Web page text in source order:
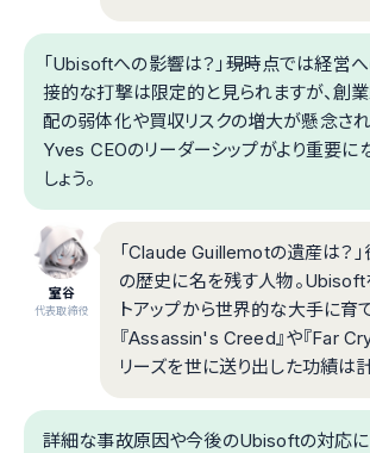
「Ubisoftへの影響は？」――現時点では経営
接的な打撃は限定的と見られますが、創
配の弱体化や買収リスクの増大が懸念され
Yves CEOのリーダーシップがより重要に
しょう。
室谷
代表取締役
「Claude Guillemotの遺産は？」
の歴史に名を残す人物。Ubisoft
トアップから世界的な大手に育
『Assassin's Creed』や『Far
リーズを世に送り出した功績は
詳細な事故原因や今後のUbisoftの対応